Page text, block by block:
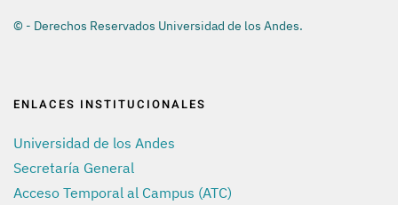
© - Derechos Reservados Universidad de los Andes.
ENLACES INSTITUCIONALES
Universidad de los Andes
Secretaría General
Acceso Temporal al Campus (ATC)